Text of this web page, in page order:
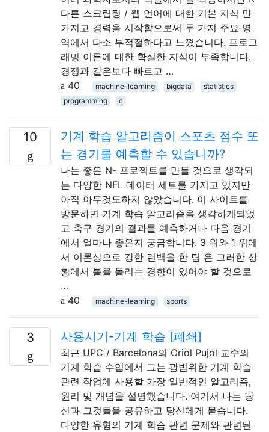
다른 스크립팅 / 웹 언어에 대한 기본 지식 만
가지고 경력을 시작함으로써 두 가지 주요 영
역에서 다소 부적절하다고 느꼈습니다. 프로그
래밍 이론에 대한 확실한 지식이 부족합니다.
경쟁과 같은보다 빠르고 …
40
machine-learning bigdata
statistics
programming
c
10
기계 학습 알고리즘이 스포츠 점수 또
는 경기를 예측할 수 있습니까?
나는 좋은 N- 프로젝트를 만들 것으로 생각되
는 다양한 NFL 데이터 세트를 가지고 있지만
아직 아무것도하지 않았습니다. 이 사이트를
방문하면 기계 학습 알고리즘을 생각하게되었
고 축구 경기의 결과를 예측하거나 다음 경기
에서 얼마나 좋은지 궁금합니다. 3 위와 1 위에
서 이론상으로 강한 런백을 한 팀 은 그러한 상
황에서 볼을 돌리는 경향이 있어야 할 것으로
…
40
machine-learning sports
3 사용시기-기계 학습 [폐쇄]
최근 UPC / Barcelona의 Oriol Pujol 교수의
기계 학습 수업에서 그는 광범위한 기계 학습
관련 작업에 사용할 가장 일반적인 알고리즘,
원리 및 개념을 설명했습니다. 여기서 나는 당
신과 그것들을 공유하고 당신에게 묻습니다.
다양한 유형의 기계 학습 관련 문제와 관련된